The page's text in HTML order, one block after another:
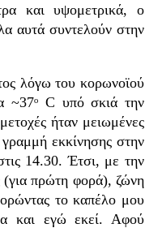
και υψομετρικά, ο
αυτά συντελούν στην
λόγω του κορωνοϊού
~37ᵒ C υπό σκιά την
ήταν μειωμένες
εκκίνησης στην
14.30. Έτσι, με την
πρώτη φορά), ζώνη
το καπέλο μου
και εγώ εκεί. Αφού